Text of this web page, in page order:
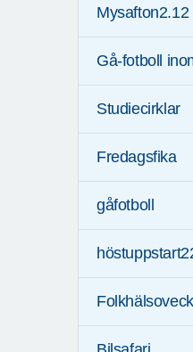
Mysafton2.12
Gå-fotboll
Studiecirklar
Fredagsfika
gåfotboll